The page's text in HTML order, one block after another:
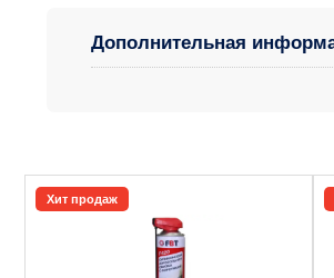
Дополнительная
Хит продаж
Этот
товар